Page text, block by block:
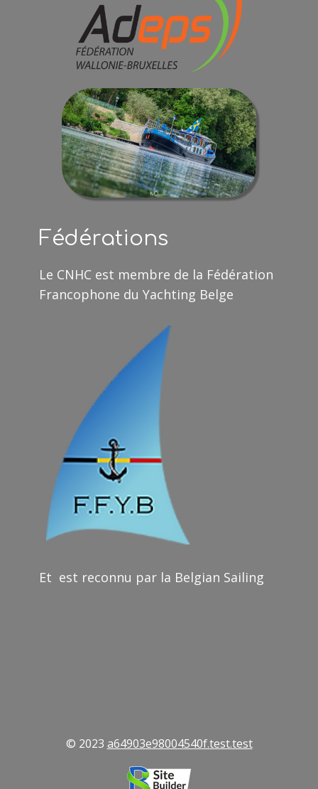
Fédérations
Le CNHC est membre de la Fédération
Francophone du Yachting Belge
Et est reconnu par la Belgian Sailing
© 2023 a64903e98004540f.test.test